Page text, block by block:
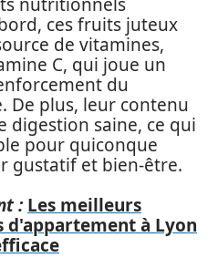
ces fruits juteux
de vitamines,
C, qui joue un
du
De plus, leur contenu
digestion saine, ce qui
pour quiconque
gustatif et bien-être.
: Les meilleurs
d'appartement à Lyon